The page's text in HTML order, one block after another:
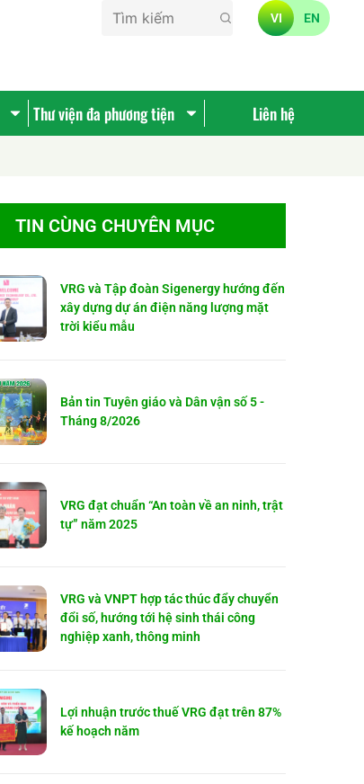
VI EN
Thư viện đa phương tiện Liên hệ
TIN CÙNG CHUYÊN MỤC
VRG và Tập đoàn Sigenergy hướng đến
xây dựng dự án điện năng lượng mặt
trời kiểu mẫu
Bản tin Tuyên giáo và Dân vận số 5 -
Tháng 8/2026
VRG đạt chuẩn “An toàn về an ninh, trật
tự” năm 2025
VRG và VNPT hợp tác thúc đẩy chuyển
đổi số, hướng tới hệ sinh thái công
nghiệp xanh, thông minh
Lợi nhuận trước thuế VRG đạt trên 87%
kế hoạch năm